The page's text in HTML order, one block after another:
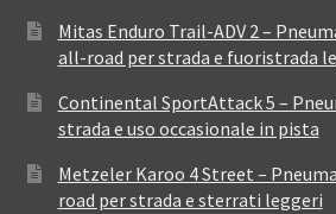
Mitas Enduro Trail-ADV 2 –
all-road per strada e fuoristrada
Continental SportAttack 5 –
strada e uso occasionale in pista
Metzeler Karoo 4 Street –
road per strada e sterrati leggeri